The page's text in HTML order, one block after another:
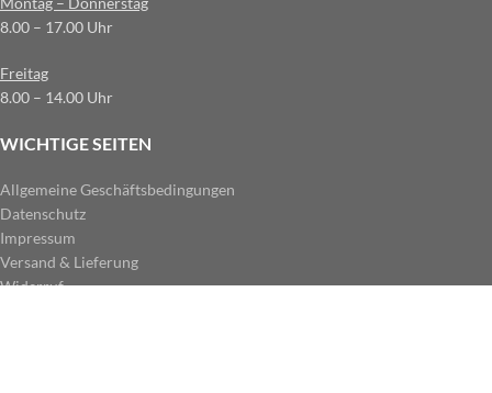
8.00 – 17.00 Uhr
Freitag
8.00 – 14.00 Uhr
WICHTIGE SEITEN
Allgemeine Geschäftsbedingungen
Datenschutz
Impressum
Versand & Lieferung
Widerruf